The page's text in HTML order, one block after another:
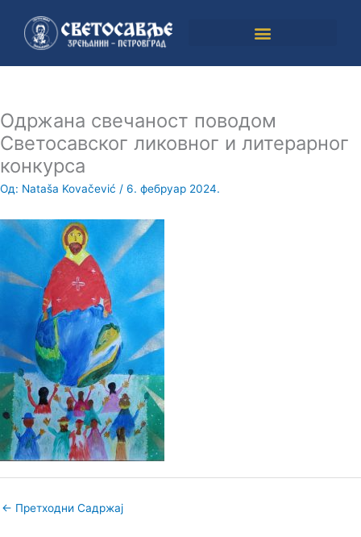
садржај
Одржана свечаност поводом
Светосавског ликовног и литерарног
конкурса
Од: Nataša Kovačević / 6. фебруар 2024.
← Претходни Садржај